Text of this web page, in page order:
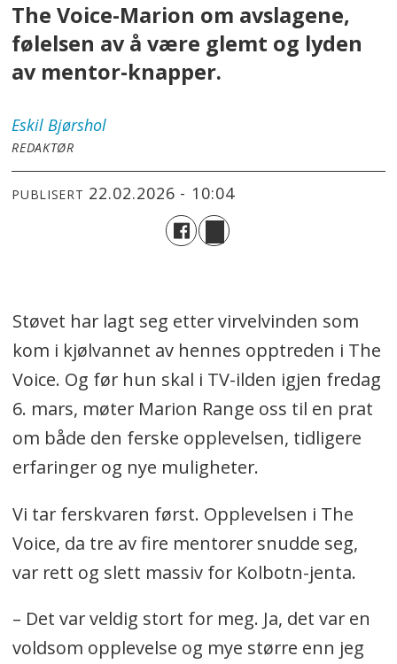
The Voice-Marion om avslagene,
følelsen av å være glemt og lyden
av mentor-knapper.
Eskil Bjørshol
REDAKTØR
PUBLISERT 22.02.2026 - 10:04
Støvet har lagt seg etter virvelvinden som
kom i kjølvannet av hennes opptreden i The
Voice. Og før hun skal i TV-ilden igjen fredag
6. mars, møter Marion Range oss til en prat
om både den ferske opplevelsen, tidligere
erfaringer og nye muligheter.
Vi tar ferskvaren først. Opplevelsen i The
Voice, da tre av fire mentorer snudde seg,
var rett og slett massiv for Kolbotn-jenta.
– Det var veldig stort for meg. Ja, det var en
voldsom opplevelse og mye større enn jeg